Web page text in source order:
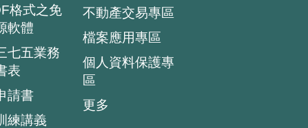
格式之免
軟體
七五業務
表
請書
練講義
不動產交易專區
檔案應用專區
個人資料保護專
區
更多